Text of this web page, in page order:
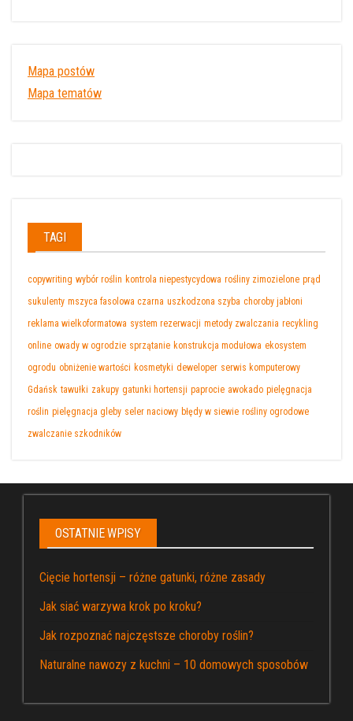
Mapa postów
Mapa tematów
TAGI
copywriting wybór roślin kontrola niepestycydowa rośliny zimozielone prąd
sukulenty mszyca fasolowa czarna uszkodzona szyba choroby jabłoni
reklama wielkoformatowa system rezerwacji metody zwalczania recykling
online owady w ogrodzie sprzątanie konstrukcja modułowa ekosystem
ogrodu obniżenie wartości kosmetyki deweloper serwis komputerowy
Gdańsk tawułki zakupy gatunki hortensji paprocie awokado pielęgnacja
roślin pielęgnacja gleby seler naciowy błędy w siewie rośliny ogrodowe
zwalczanie szkodników
OSTATNIE WPISY
Cięcie hortensji – różne gatunki, różne zasady
Jak siać warzywa krok po kroku?
Jak rozpoznać najczęstsze choroby roślin?
Naturalne nawozy z kuchni – 10 domowych sposobów